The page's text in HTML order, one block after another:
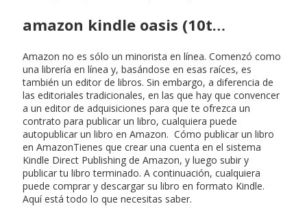
amazon kindle oasis (10t…
Amazon no es sólo un minorista en línea. Comenzó como
una librería en línea y, basándose en esas raíces, es
también un editor de libros. Sin embargo, a diferencia de
las editoriales tradicionales, en las que hay que convencer
a un editor de adquisiciones para que te ofrezca un
contrato para publicar un libro, cualquiera puede
autopublicar un libro en Amazon. Cómo publicar un libro
en AmazonTienes que crear una cuenta en el sistema
Kindle Direct Publishing de Amazon, y luego subir y
publicar tu libro terminado. A continuación, cualquiera
puede comprar y descargar su libro en formato Kindle.
Aquí está todo lo que necesitas saber.